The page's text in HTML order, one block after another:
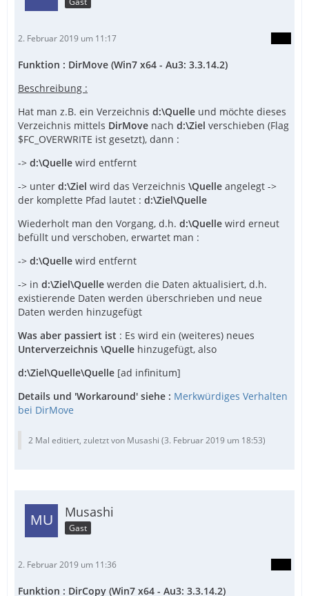
WEnd
2. Februar 2019 um 11:17
Funktion : DirMove (Win7 x64 - Au3: 3.3.14.2)
Beschreibung :
Hat man z.B. ein Verzeichnis d:\Quelle und möchte dieses
Verzeichnis mittels DirMove nach d:\Ziel verschieben (Flag
$FC_OVERWRITE ist gesetzt), dann :
-> d:\Quelle wird entfernt
-> unter d:\Ziel wird das Verzeichnis \Quelle angelegt ->
der komplette Pfad lautet : d:\Ziel\Quelle
Wiederholt man den Vorgang, d.h. d:\Quelle wird erneut
befüllt und verschoben, erwartet man :
-> d:\Quelle wird entfernt
-> in d:\Ziel\Quelle werden die Daten aktualisiert, d.h.
existierende Daten werden überschrieben und neue
Daten werden hinzugefügt
Was aber passiert ist : Es wird ein (weiteres) neues
Unterverzeichnis \Quelle hinzugefügt, also
d:\Ziel\Quelle\Quelle [ad infinitum]
Details und 'Workaround' siehe : Merkwürdiges Verhalten
bei DirMove
2 Mal editiert, zuletzt von Musashi (3. Februar 2019 um 18:53)
Musashi
Gast
2. Februar 2019 um 11:36
Funktion : DirCopy (Win7 x64 - Au3: 3.3.14.2)